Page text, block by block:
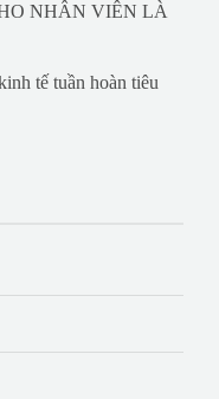
NHÂN VIÊN LÀ
tế tuần hoàn tiêu